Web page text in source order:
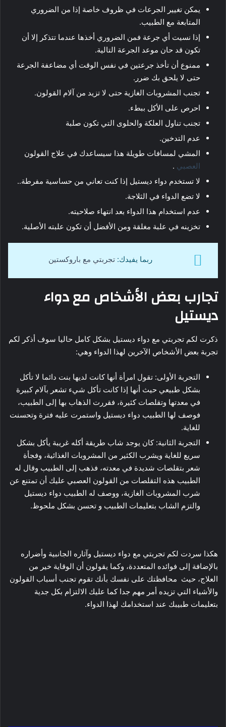
يمكن تغيير الجرعات في ظروف خاصة إذا من الضروري
المتابعة مع الطبيب.
إذا نسيت أي جرعة فمن الضروري أخذها عندما تتذكر إلا أن
تكون قد حان موعد الجرعة التالية.
ممنوع أن تأخذ جرعتين في نفس الوقت أي مضاعفة الجرعة
حتى لا يلحق بك ضرر.
تجنب المشروبات الغازية حتى لا تزيد من آلام القولون.
احرص على الأكل ببطء.
تجنب تناول العلكة والحلوى التي تكون صلبة
عدم التدخين.
المشي لمسافات طويلة هذا سيساعدك في علاج القولون
العصبي .
لا تستخدم دواء ديستيل إذا كنت تعاني من حساسية مفرطة..
لا تضع الدواء في الثلاجة.
عدم استخدام هذا الدواء بعد انتهاء صلاحيته.
تخزينه في علبة مغلقة ومن الأفضل أن تكون علبته الأصلية.
ربما يفيدك: تجربتي مع باروكستين
تجارب بعض الأشخاص مع دواء
ديستيل
ذكرت لكم تجربتي مع دواء ديستيل بشكل كامل حاليا سوف أذكر لكم
تجربة بعض الأشخاص الآخرين لهذا الدواء وهي:
التجربة الأولى: تقول امرأة أنها كانت لديها بنت دائما لا تأكل
بشكل طبيعي حيث أنها إذا كانت تأكل شيء تشعر بآلام كبيرة
في معدتها وتقلصات كثيرة، فقررت الذهاب بها إلى الطبيب،
فوصف لها الطبيب دواء ديستيل واستمرت عليه فترة وتحسنت
للغاية.
التجربة الثانية: كان يوجد شاب طريقة أكله غريبة يأكل بشكل
سريع للغاية ويشرب الكثير من المشروبات الغذائية، وفجأة
شعر بتقلصات شديدة في معدته، فذهب إلى الطبيب وقال له
الطبيب هذه التقلصات من القولون العصبي عليك أن تمتنع عن
شرب المشروبات الغازية، ووصف له الطبيب دواء ديستيل
والتزم الشاب بتعليمات الطبيب و تحسن بشكل ملحوظ.
هكذا سردت لكم تجربتي مع دواء ديستيل وآثاره الجانبية وأضراره
بالإضافة إلى فوائده المتعددة، وكما يقولون أن الوقاية خير من
العلاج، حيث محافظتك على نفسك بأنك تقوم تجنب أسباب القولون
والأشياء التي تزيده أمر مهم جدا كما عليك الالتزام بكل جدية
بتعليمات طبيبك عند استخدامك لهذا الدواء.